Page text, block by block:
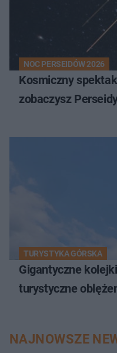
NOC PERSEIDÓW 2026
Kosmiczny
zobaczysz
TURYSTYKA GÓRSKA
Gigantyczne
turystyczne
NAJNOWSZE